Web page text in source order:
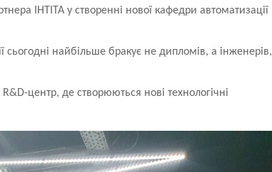
ІНТІТА у створенні нової кафедри автоматизації
сьогодні найбільше бракує не дипломів, а інженерів,
центр, де створюються нові технологічні